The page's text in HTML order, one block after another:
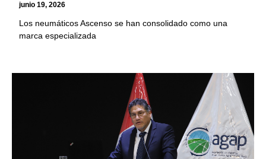
junio 19, 2026
Los neumáticos Ascenso se han consolidado como una
marca especializada